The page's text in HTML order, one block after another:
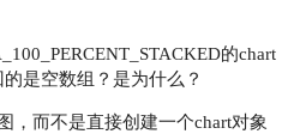
的chart
是空数组？是为什么？
，而不是直接创建一个chart对象